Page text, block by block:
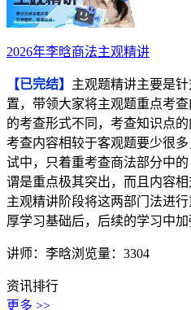
2026年李晗商法主观精讲
【已完结】 主观题精讲主要是
置，带领大家将主观题重点考
的考查形式不同，考查知识点
考查内容相较于客观题要少很
试中，只着重考查商法部分中
谓是重点极其突出，而且内容
主观精讲阶段将这两部门法进
厚学习基础后，后续的学习中
讲师：李晗浏览量：3304
资讯排行
更多 >>